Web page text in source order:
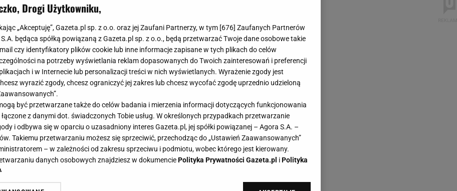
Drogi Użytkowniku,
„Akceptuję”, Gazeta.pl sp. z o.o. oraz jej Zaufani Partnerzy, w tym [676] Zaufanych Partnerów
będąca spółką powiązaną z Gazeta.pl sp. z o.o., będą przetwarzać Twoje dane osobowe takie
czy identyfikatory plików cookie lub inne informacje zapisane w tych plikach do celów
na potrzeby wyświetlania reklam dopasowanych do Twoich zainteresowań i preferencji
i w Internecie lub personalizacji treści w nich wyświetlanych. Wyrażenie zgody jest
wyrazić zgody, chcesz ograniczyć jej zakres lub chcesz wycofać zgodę uprzednio udzieloną
być przetwarzane także do celów badania i mierzenia informacji dotyczących funkcjonowania
z danymi dot. świadczonych Tobie usług. W określonych przypadkach przetwarzanie
i odbywa się w oparciu o uzasadniony interes Gazeta.pl, jej spółki powiązanej – Agora S.A. –
Takiemu przetwarzaniu możesz się sprzeciwić, przechodząc do „Ustawień Zaawansowanych”
– w zależności od zakresu sprzeciwu i podmiotu, wobec którego jest kierowany.
danych osobowych znajdziesz w dokumenciePolityka Prywatności Gazeta.pl iPolityka